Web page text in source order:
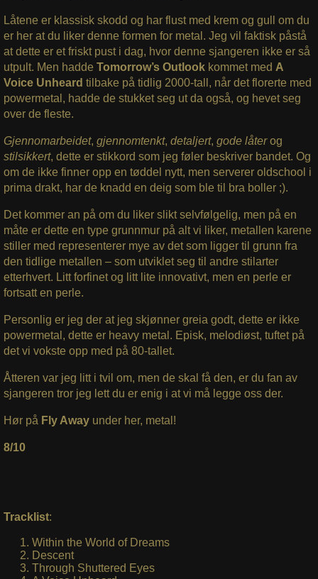
Låtene er klassisk skodd og har flust med krem og gull om du
er her at du liker denne formen for metal. Jeg vil faktisk påstå
at dette er et friskt pust i dag, hvor denne sjangeren ikke er så
utpult. Men hadde Tomorrow’s Outlookkommet med A
Voice Unheard tilbake på tidlig 2000-tall, når det florerte med
powermetal, hadde de stukket seg ut da også, og hevet seg
over de fleste.
Gjennomarbeidet, gjennomtenkt, detaljert, gode låterog
stilsikkert, dette er stikkord som jeg føler beskriver bandet. Og
om de ikke finner opp en tøddel nytt, men serverer oldschool i
prima drakt, har de knadd en deig som ble til bra boller ;).
Det kommer an på om du liker slikt selvfølgelig, men på en
måte er dette en type grunnmur på alt vi liker, metallen karene
stiller med representerer mye av det som ligger til grunn fra
den tidlige metallen – som utviklet seg til andre stilarter
etterhvert. Litt forfinet og litt lite innovativt, men en perle er
fortsatt en perle.
Personlig er jeg der at jeg skjønner greia godt, dette er ikke
powermetal, dette er heavy metal. Episk, melodiøst, tuftet på
det vi vokste opp med på 80-tallet.
Åtteren var jeg litt i tvil om, men de skal få den, er du fan av
sjangeren tror jeg lett du er enig i at vi må legge oss der.
Hør på Fly Awayunder her, metal!
8/10
Tracklist:
Within the World of Dreams
Descent
Through Shuttered Eyes